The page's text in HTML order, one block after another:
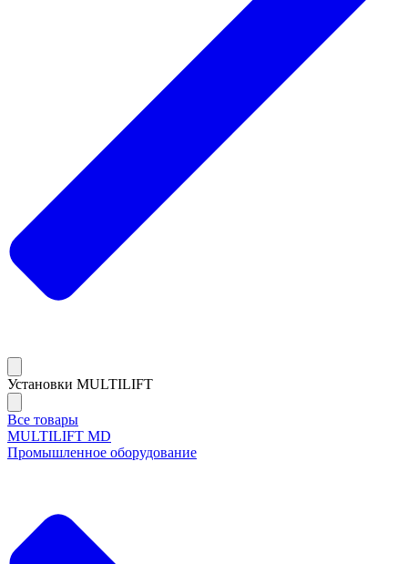
Установки MULTILIFT
Все товары
MULTILIFT MD
Промышленное оборудование